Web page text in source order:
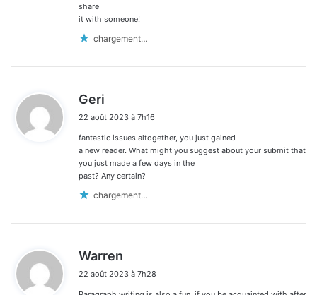
share
it with someone!
chargement…
Geri
t
:
22 août 2023 à 7h16
fantastic issues altogether, you just gained
a new reader. What might you suggest about your submit that
you just made a few days in the
past? Any certain?
chargement…
Warren
t
22 août 2023 à 7h28